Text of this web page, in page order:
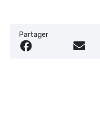
Partager